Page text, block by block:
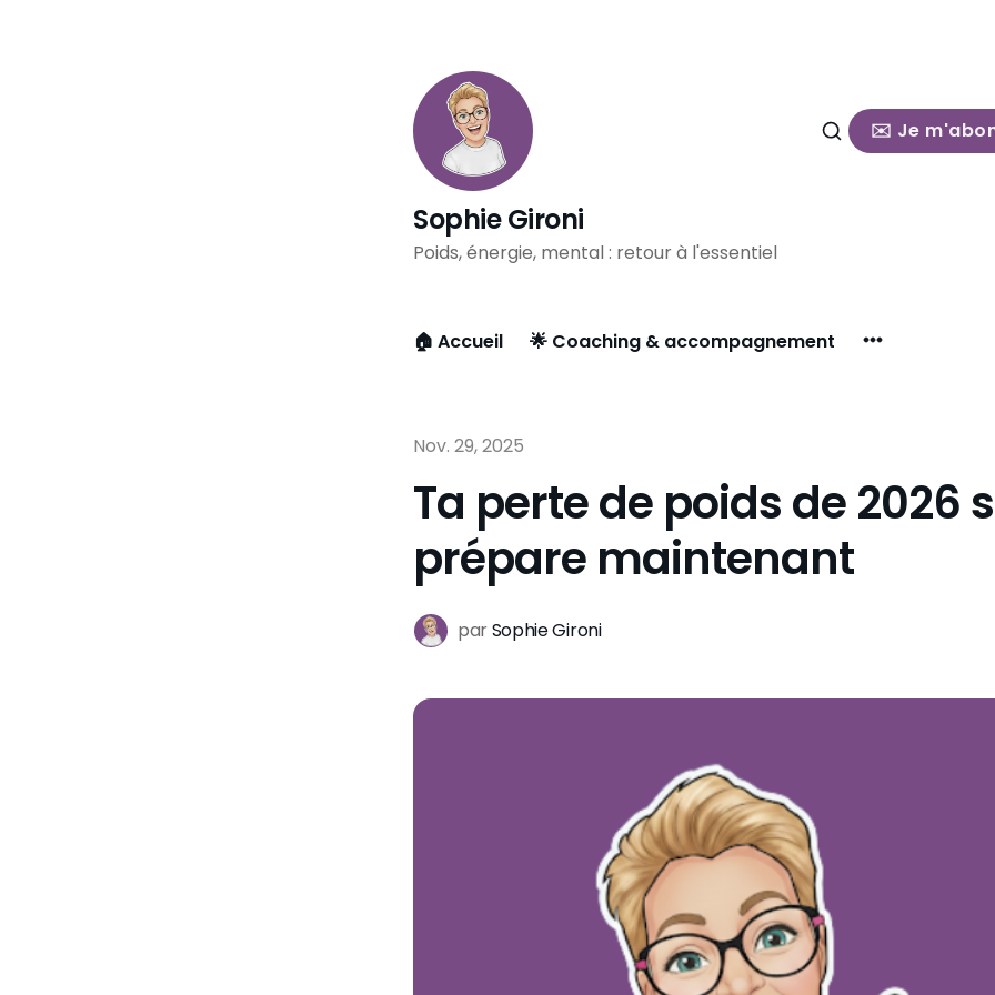
✉️ Je
Sophie Gironi
Poids, énergie, mental : retour à l'essentiel
🏠 Accueil 🌟 Coaching & accompagnement
Nov. 29, 2025
Ta perte de poids de 2026
prépare maintenant
parSophie Gironi